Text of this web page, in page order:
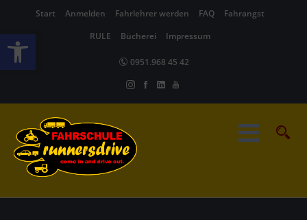
Werkzeugleiste öffnen
Start Anmelden Fahrlehrer werden FAQ
Fahrangst
RULE
Bücherei Impressum
0951.968 45 42